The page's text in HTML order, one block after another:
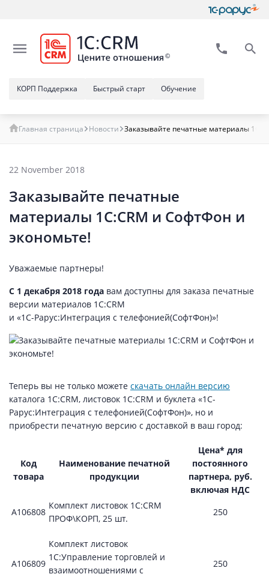
Обучение
Быстрый старт
КОРП Поддержка
Главная страница Новости Заказывайте печатные материалы
22 November 2018
Заказывайте печатные
материалы 1С:CRM и СофтФон и
экономьте!
Уважаемые партнеры!
С 1 декабря 2018 года вам доступны для заказа печатные
версии материалов 1С:CRM
и «1С-Рарус:Интеграция с телефонией(СофтФон)»!
Теперь вы не только можете скачать онлайн версию
каталога 1С:CRM, листовок 1С:CRM и буклета «1С-
Рарус:Интеграция с телефонией(СофтФон)», но и
приобрести печатную версию с доставкой в ваш город:
Код
товара
Наименование печатной
продукции
Цена* для
постоянного
партнера, руб.
включая НДС
А106808
Комплект листовок 1С:CRM
ПРОФ\КОРП, 25 шт.
250
А106809
Комплект листовок
1С:Управление торговлей и
взаимоотношениями с
250